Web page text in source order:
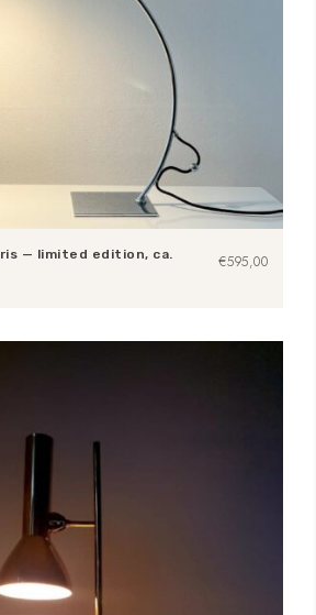
— limited edition, ca.
€595,00